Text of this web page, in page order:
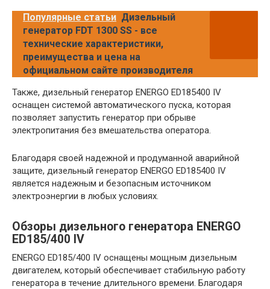
Популярные статьи Дизельный
генератор FDT 1300 SS - все
технические характеристики,
преимущества и цена на
официальном сайте производителя
Также, дизельный генератор ENERGO ED185400 IV
оснащен системой автоматического пуска, которая
позволяет запустить генератор при обрыве
электропитания без вмешательства оператора.
Благодаря своей надежной и продуманной аварийной
защите, дизельный генератор ENERGO ED185400 IV
является надежным и безопасным источником
электроэнергии в любых условиях.
Обзоры дизельного генератора ENERGO
ED185/400 IV
ENERGO ED185/400 IV оснащены мощным дизельным
двигателем, который обеспечивает стабильную работу
генератора в течение длительного времени. Благодаря